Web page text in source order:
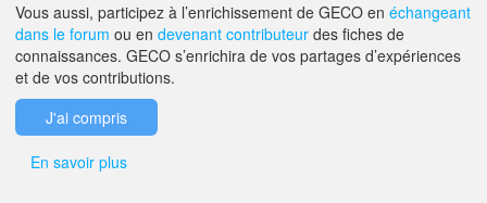
F.A.Q. NOUS CONTACTER
Vous aussi, participez à l’enrichissement de GECO en échangeant
dans le forum ou en devenant contributeur des fiches de
connaissances. GECO s’enrichira de vos partages d’expériences
et de vos contributions.
J'ai compris
En savoir plus